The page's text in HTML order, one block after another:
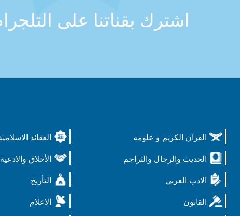
اشترك بقناتنا على
القرآن الكريم و علومه العقائد
الحديث والرجال والتراجم الأخلاق والادعية
الادب العربي التأريخ
القانون الاعلام